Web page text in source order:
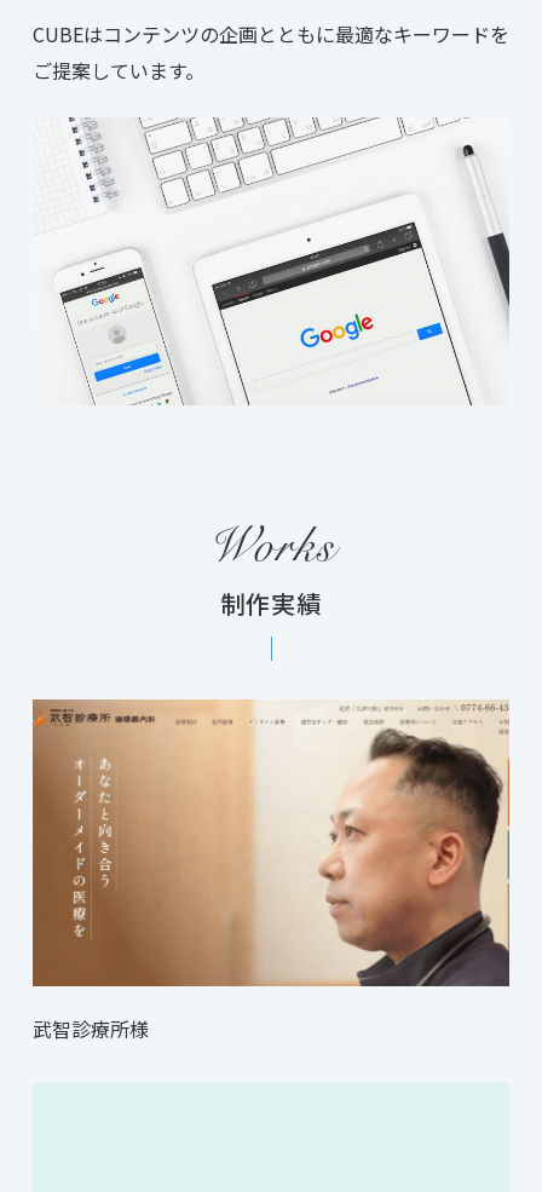
CUBEはコンテンツの企画とともに最適なキーワードを
ご提案しています。
Works
制作実績
武智診療所様